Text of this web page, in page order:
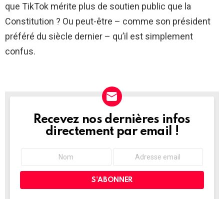
que TikTok mérite plus de soutien public que la
Constitution ? Ou peut-être – comme son président
préféré du siècle dernier – qu’il est simplement
confus.
NEWSLETTER
Recevez nos dernières infos
directement par email !